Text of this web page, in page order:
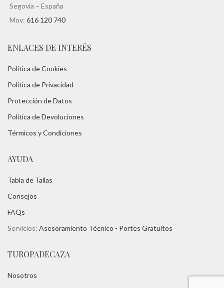
Segovia – España
Mov: 616 120 740
ENLACES DE INTERÉS
Política de Cookies
Política de Privacidad
Protección de Datos
Política de Devoluciones
Térmicos y Condiciones
AYUDA
Tabla de Tallas
Consejos
FAQs
Servicios: Asesoramiento Técnico - Portes Gratuitos
TUROPADECAZA
Nosotros